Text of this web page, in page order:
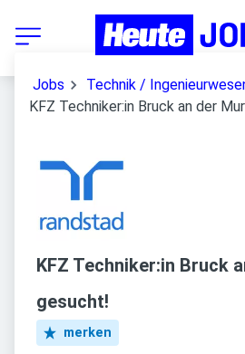
Jobs
Technik /
KFZ Techniker:in Bruck an der
KFZ Techniker:in Bruck
gesucht!
merken